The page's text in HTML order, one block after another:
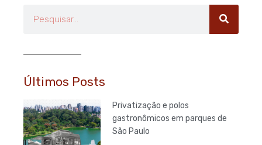
Últimos Posts
Privatização e polos
gastronômicos em parques de
São Paulo